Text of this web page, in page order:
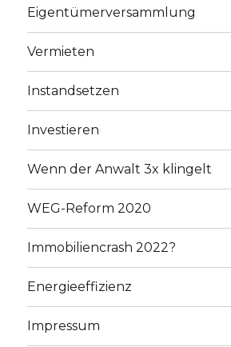
Eigentümerversammlung
Vermieten
Instandsetzen
Investieren
Wenn der Anwalt 3x klingelt
WEG-Reform 2020
Immobiliencrash 2022?
Energieeffizienz
Impressum